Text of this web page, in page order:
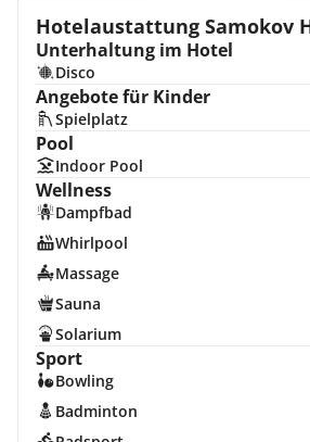
Hotelaustattung Samokov
Unterhaltung im Hotel
Disco
Angebote für Kinder
Spielplatz
Pool
Indoor Pool
Wellness
Dampfbad
Whirlpool
Massage
Sauna
Solarium
Sport
Bowling
Badminton